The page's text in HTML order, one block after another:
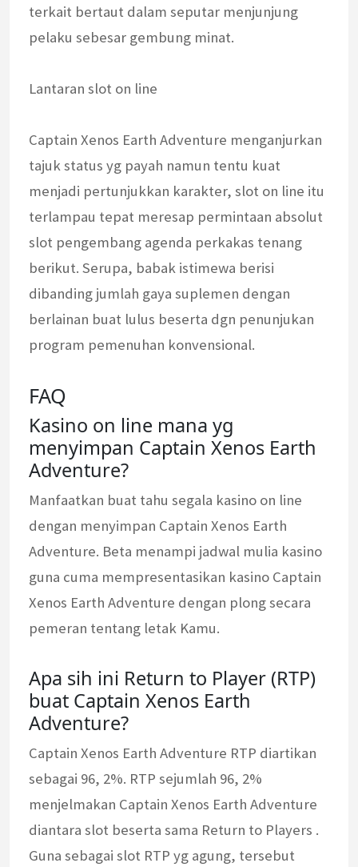
terkait bertaut dalam seputar menjunjung
pelaku sebesar gembung minat.
Lantaran slot on line
Captain Xenos Earth Adventure menganjurkan
tajuk status yg payah namun tentu kuat
menjadi pertunjukkan karakter, slot on line itu
terlampau tepat meresap permintaan absolut
slot pengembang agenda perkakas tenang
berikut. Serupa, babak istimewa berisi
dibanding jumlah gaya suplemen dengan
berlainan buat lulus beserta dgn penunjukan
program pemenuhan konvensional.
FAQ
Kasino on line mana yg
menyimpan Captain Xenos Earth
Adventure?
Manfaatkan buat tahu segala kasino on line
dengan menyimpan Captain Xenos Earth
Adventure. Beta menampi jadwal mulia kasino
guna cuma mempresentasikan kasino Captain
Xenos Earth Adventure dengan plong secara
pemeran tentang letak Kamu.
Apa sih ini Return to Player (RTP)
buat Captain Xenos Earth
Adventure?
Captain Xenos Earth Adventure RTP diartikan
sebagai 96, 2%. RTP sejumlah 96, 2%
menjelmakan Captain Xenos Earth Adventure
diantara slot beserta sama Return to Players .
Guna sebagai slot RTP yg agung, tersebut